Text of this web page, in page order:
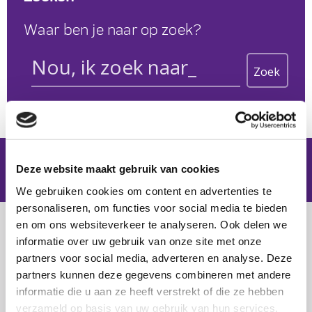
Deze website maakt gebruik van cookies
We gebruiken cookies om content en advertenties te
personaliseren, om functies voor social media te bieden
en om ons websiteverkeer te analyseren. Ook delen we
informatie over uw gebruik van onze site met onze
partners voor social media, adverteren en analyse. Deze
partners kunnen deze gegevens combineren met andere
informatie die u aan ze heeft verstrekt of die ze hebben
verzameld op basis van uw gebruik van hun services.
Waar ben je naar op zoek?
Zoek
Zoek
Zoek